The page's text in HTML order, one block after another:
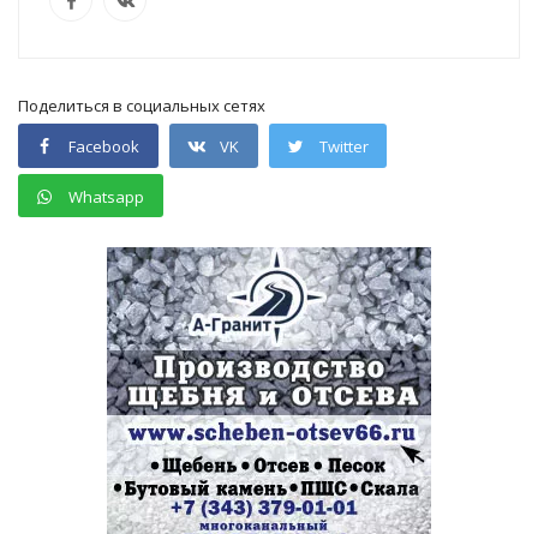
Поделиться в социальных сетях
Facebook
VK Twitter
Whatsapp